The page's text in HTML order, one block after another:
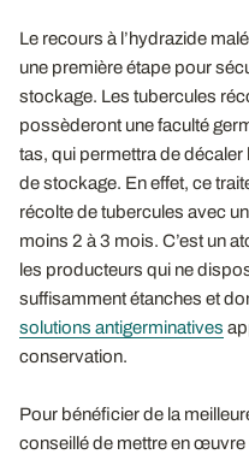
Le recours à l’hydrazide
une première étape pour
stockage. Les tubercules
possèderont une faculté
tas, qui permettra de
de stockage. En effet, ce
récolte de tubercules avec
moins 2 à 3 mois. C’est un
les producteurs qui ne
suffisamment étanches et
solutions antigerminatives
conservation.
Pour bénéficier de la
conseillé de mettre en œuvre